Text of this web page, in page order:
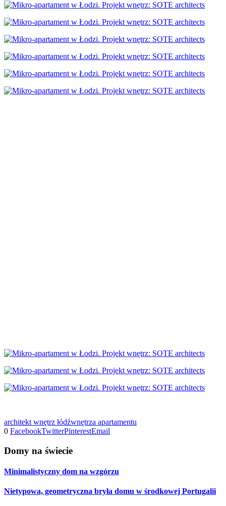
architekt wnętrz łódźwnętrza apartamentu
0 FacebookTwitterPinterestEmail
Domy na świecie
Minimalistyczny dom na wzgórzu
Nietypowa, geometryczna bryła domu w środkowej Portugalii